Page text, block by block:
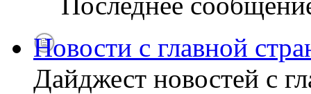
Новости с главной
Дайджест новостей с